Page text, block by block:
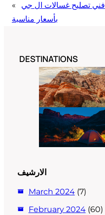
«
فني تصليح غسالات ال جي
بأسعار مناسبة
DESTINATIONS
الارشيف
March 2024(7)
February 2024(60)